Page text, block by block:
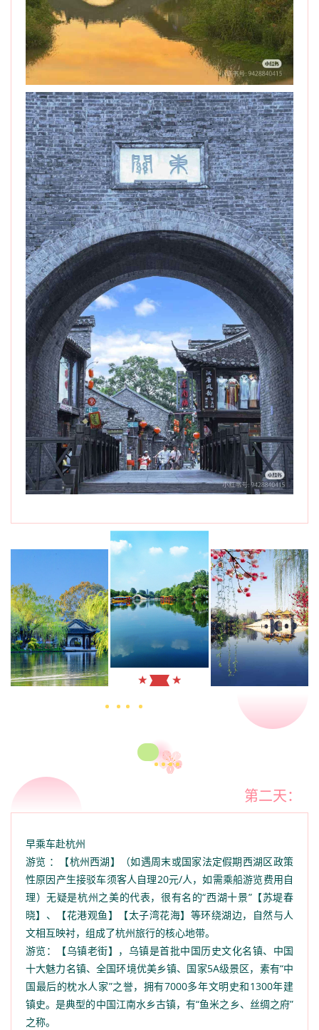
★ ★
第二天：
早乘车赴杭州
游览 ：【杭州西湖】（如遇周末或国家法定假期西湖区政策
性原因产生接驳车须客人自理20元/人，如需乘船游览费用自
理）无疑是杭州之美的代表，很有名的“西湖十景”【苏堤春
晓】、【花港观鱼】【太子湾花海】等环绕湖边，自然与人
文相互映衬，组成了杭州旅行的核心地带。
游览：【乌镇老街】，乌镇是首批中国历史文化名镇、中国
十大魅力名镇、全国环境优美乡镇、国家5A级景区，素有“中
国最后的枕水人家”之誉，拥有7000多年文明史和1300年建
镇史。是典型的中国江南水乡古镇，有“鱼米之乡、丝绸之府”
之称。